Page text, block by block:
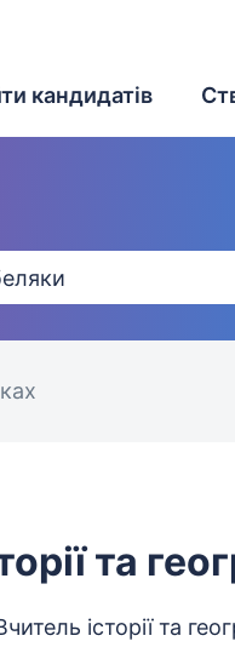
кандидатів
та
історії та